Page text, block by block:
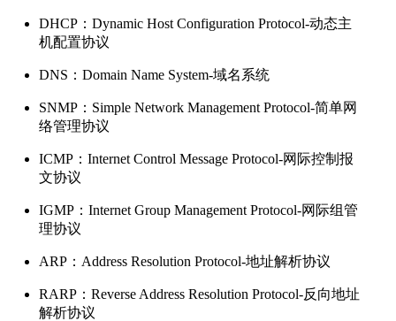
DHCP：Dynamic Host Configuration Protocol-动态主
机配置协议
DNS：Domain Name System-域名系统
SNMP：Simple Network Management Protocol-简单网
络管理协议
ICMP：Internet Control Message Protocol-网际控制报
文协议
IGMP：Internet Group Management Protocol-网际组管
理协议
ARP：Address Resolution Protocol-地址解析协议
RARP：Reverse Address Resolution Protocol-反向地址
解析协议